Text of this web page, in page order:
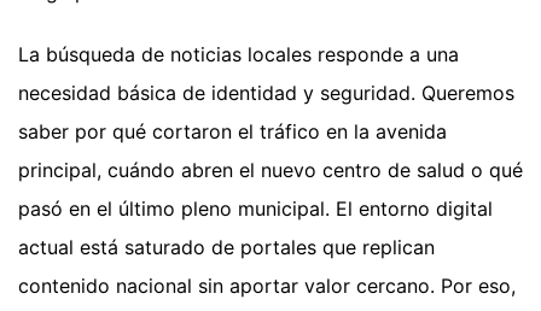
La búsqueda de noticias locales responde a una
necesidad básica de identidad y seguridad. Queremos
saber por qué cortaron el tráfico en la avenida
principal, cuándo abren el nuevo centro de salud o qué
pasó en el último pleno municipal. El entorno digital
actual está saturado de portales que replican
contenido nacional sin aportar valor cercano. Por eso,